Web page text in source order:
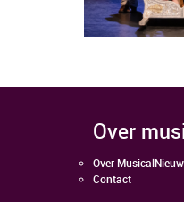
over
Over
Contact